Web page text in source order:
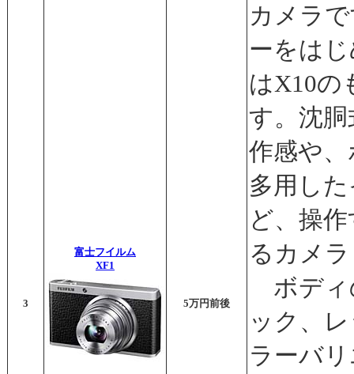
3
富士フイルム
XF1
5万円前後
カメラ
ーをは
はX10の
す。沈
作感や
多用し
ど、操
るカメ
ボディ
ック、
ラーバ